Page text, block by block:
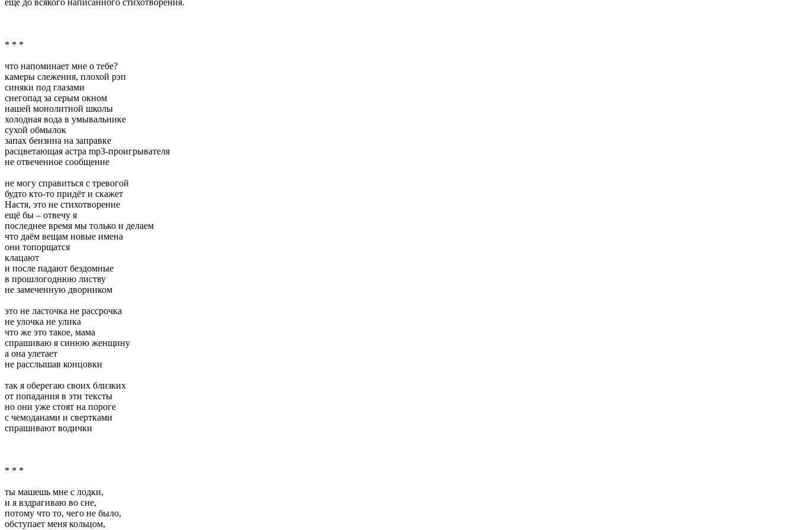
* * *
что напоминает мне о тебе?
камеры слежения, плохой рэп
синяки под глазами
снегопад за серым окном
нашей монолитной школы
холодная вода в умывальнике
сухой обмылок
запах бензина на заправке
расцветающая астра mp3-проигрывателя
не отвеченное сообщение
не могу справиться с тревогой
будто кто-то придёт и скажет
Настя, это не стихотворение
ещё бы – отвечу я
последнее время мы только и делаем
что даём вещам новые имена
они топорщатся
клацают
и после падают бездомные
в прошлогоднюю листву
не замеченную дворником
это не ласточка не рассрочка
не улочка не улика
что же это такое, мама
спрашиваю я синюю женщину
а она улетает
не расслышав концовки
так я оберегаю своих близких
от попадания в эти тексты
но они уже стоят на пороге
с чемоданами и свертками
спрашивают водички
* * *
ты машешь мне с лодки,
и я вздрагиваю во сне,
потому что то, чего не было,
обступает меня кольцом,